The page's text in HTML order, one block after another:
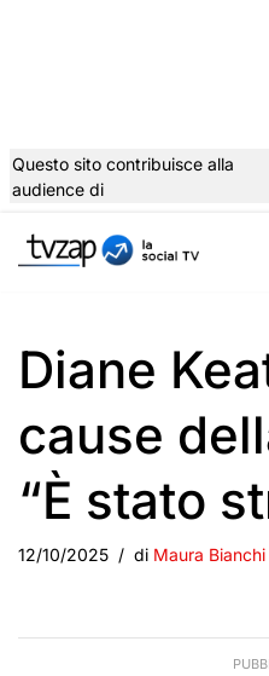
al
Questo sito contribuisce alla
audience di
Diane
cause
“È stato
12/10/2025 di Maura Bianchi